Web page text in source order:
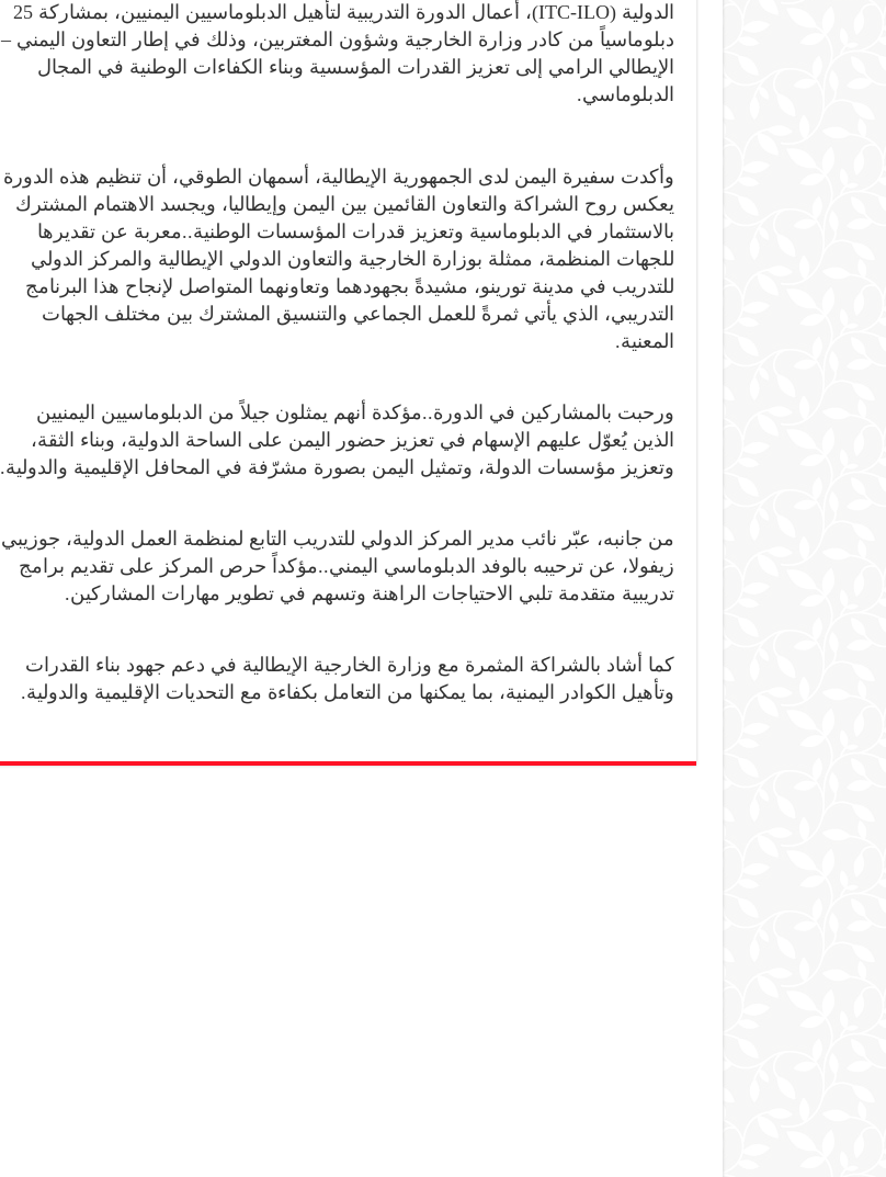
الدولية (ITC-ILO)، أعمال الدورة التدريبية لتأهيل الدبلوماسيين اليمنيين، بمشاركة 25
دبلوماسياً من كادر وزارة الخارجية وشؤون المغتربين، وذلك في إطار التعاون اليمني –
الإيطالي الرامي إلى تعزيز القدرات المؤسسية وبناء الكفاءات الوطنية في المجال
الدبلوماسي.
وأكدت سفيرة اليمن لدى الجمهورية الإيطالية، أسمهان الطوقي، أن تنظيم هذه الدورة
يعكس روح الشراكة والتعاون القائمين بين اليمن وإيطاليا، ويجسد الاهتمام المشترك
بالاستثمار في الدبلوماسية وتعزيز قدرات المؤسسات الوطنية..معربة عن تقديرها
للجهات المنظمة، ممثلة بوزارة الخارجية والتعاون الدولي الإيطالية والمركز الدولي
للتدريب في مدينة تورينو، مشيدةً بجهودهما وتعاونهما المتواصل لإنجاح هذا البرنامج
التدريبي، الذي يأتي ثمرةً للعمل الجماعي والتنسيق المشترك بين مختلف الجهات
المعنية.
ورحبت بالمشاركين في الدورة..مؤكدة أنهم يمثلون جيلاً من الدبلوماسيين اليمنيين
الذين يُعوّل عليهم الإسهام في تعزيز حضور اليمن على الساحة الدولية، وبناء الثقة،
وتعزيز مؤسسات الدولة، وتمثيل اليمن بصورة مشرّفة في المحافل الإقليمية والدولية.
من جانبه، عبّر نائب مدير المركز الدولي للتدريب التابع لمنظمة العمل الدولية، جوزيبي
زيفولا، عن ترحيبه بالوفد الدبلوماسي اليمني..مؤكداً حرص المركز على تقديم برامج
تدريبية متقدمة تلبي الاحتياجات الراهنة وتسهم في تطوير مهارات المشاركين.
كما أشاد بالشراكة المثمرة مع وزارة الخارجية الإيطالية في دعم جهود بناء القدرات
وتأهيل الكوادر اليمنية، بما يمكنها من التعامل بكفاءة مع التحديات الإقليمية والدولية.